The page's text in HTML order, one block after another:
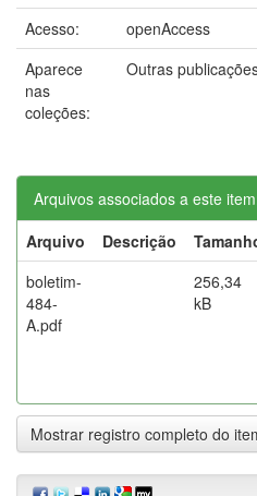
Acesso:
openAccess
Aparece
nas
coleções:
Outras
Arquivos associados a este
Arquivo
Descrição
boletim-
484-
A.pdf
256,34
kB
Mostrar registro completo do